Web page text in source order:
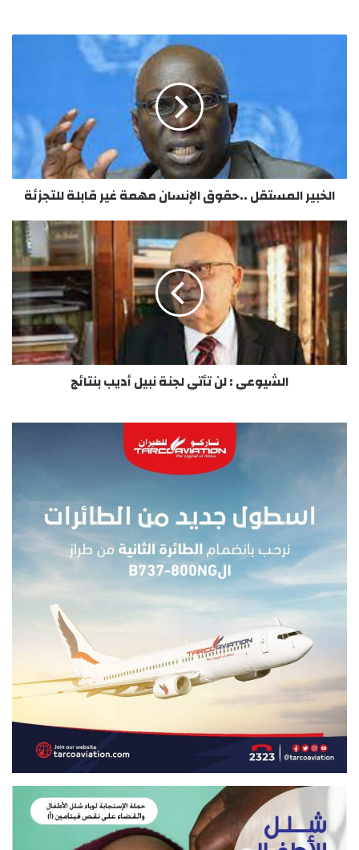
الخبير
الخبير المستقل ..حقوق الإنسان مهمة غير قابلة للتجزئة
الشيوعي
لن
تأتي
لجنة
نبيل
أديب
بنتائج
الشيوعي : لن تأتي لجنة نبيل أديب بنتائج